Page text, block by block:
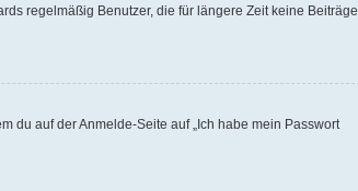
regelmäßig Benutzer, die für längere Zeit keine Beiträge
du auf der Anmelde-Seite auf „Ich habe mein Passwort